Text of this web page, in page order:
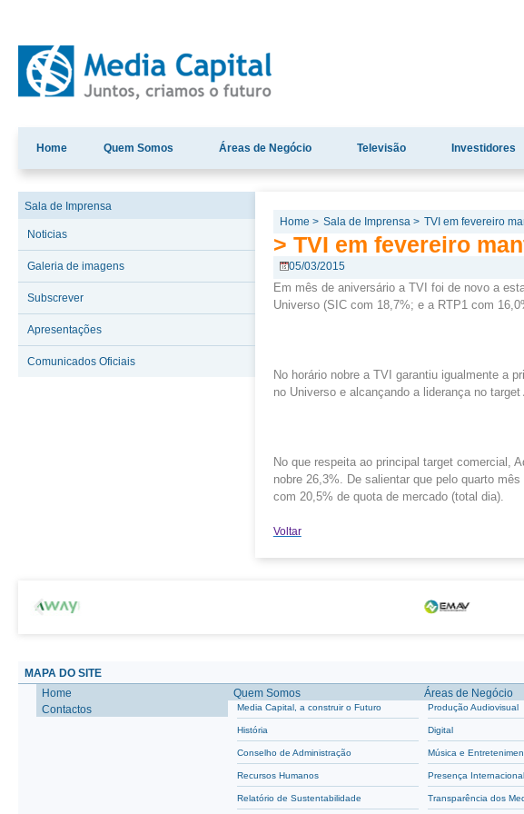
Home Quem Somos Áreas de Negócio Televisão Investidores
Sala de Imprensa
Noticias
Galeria de imagens
Subscrever
Apresentações
Comunicados Oficiais
Home > Sala de Imprensa > TVI em fevereiro
> TVI em fevereiro
05/03/2015
Em mês de aniversário a TVI foi de novo a
Universo (SIC com 18,7%; e a RTP1 com
No horário nobre a TVI garantiu igualmente a
no Universo e alcançando a liderança no
No que respeita ao principal target comercial,
nobre 26,3%. De salientar que pelo quarto
com 20,5% de quota de mercado (total dia).
Voltar
MAPA DO SITE
Home
Contactos
Quem Somos
Media Capital, a construir o Futuro
História
Conselho de Administração
Recursos Humanos
Relatório de Sustentabilidade
Áreas de Negócio
Produção Audiovisual
Digital
Música e
Presença Internacional
Transparência dos